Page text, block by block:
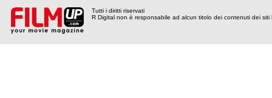
Tutti i diritti riservati
R Digital non è responsabile ad alcun titolo dei contenuti dei siti